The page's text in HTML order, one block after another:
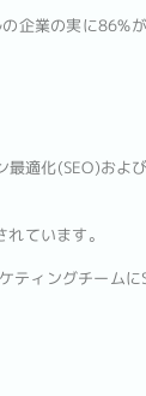
企業の実に86%
適化(SEO)およ
ています。
ィングチームに